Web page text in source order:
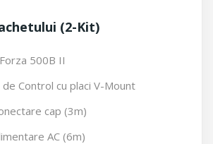
(2-Kit)
500B II
Control cu placi V-Mount
cap (3m)
AC (6m)